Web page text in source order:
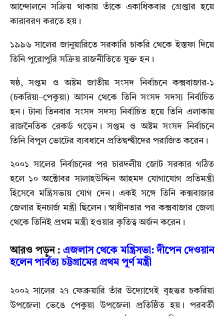
আন্দোলনে সক্রিয় থাকায় তাঁকে একাধিকবার গ্রেপ্তার হয়ে
কারাবরণ করতে হয়।
১৯৯৬ সালের জানুয়ারিতে সরকারি চাকরি থেকে ইস্তফা দিয়ে
তিনি পুরোপুরি সক্রিয় রাজনীতিতে যুক্ত হন।
ষষ্ঠ, সপ্তম ও অষ্টম জাতীয় সংসদ নির্বাচনে কক্সবাজার-১
(চকরিয়া–পেকুয়া) আসন থেকে তিনি সংসদ সদস্য নির্বাচিত
হন। টানা তিনবার সংসদ সদস্য নির্বাচিত হয়ে তিনি এলাকায়
রাজনৈতিক রেকর্ড গড়েন। সপ্তম ও অষ্টম সংসদ নির্বাচনে
তিনি বিপুল ভোটের ব্যবধানে প্রতিদ্বন্দ্বীদের পরাজিত করেন।
২০০১ সালের নির্বাচনের পর চারদলীয় জোট সরকার গঠিত
হলে ১০ অক্টোবর সালাহউদ্দিন আহমদ যোগাযোগ প্রতিমন্ত্রী
হিসেবে মন্ত্রিসভায় যোগ দেন। একই সঙ্গে তিনি কক্সবাজার
জেলার ইনচার্জ মন্ত্রী ছিলেন। স্বাধীনতার পর কক্সবাজার জেলা
থেকে তিনিই প্রথম মন্ত্রী হওয়ার কৃতিত্ব অর্জন করেন।
আরও পড়ুন : এজলাস থেকে মন্ত্রিসভা: দীপেন দেওয়ান
হলেন পার্বত্য চট্টগ্রামের প্রথম পূর্ণ মন্ত্রী
২০০২ সালের ২৭ ফেব্রুয়ারি তাঁর উদ্যোগেই বৃহত্তর চকরিয়া
উপজেলা ভেঙে পেকুয়া উপজেলা প্রতিষ্ঠিত হয়। পরবর্তী